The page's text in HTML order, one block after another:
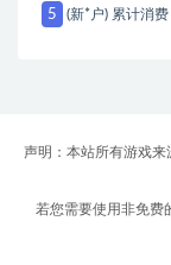
5 (新*户) 累计消费
声明：本站所有游戏
若您需要使用非免费